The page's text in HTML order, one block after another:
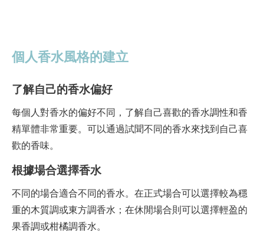
個人香水風格的建立
了解自己的香水偏好
每個人對香水的偏好不同，了解自己喜歡的香水調性和香
精單體非常重要。可以通過試聞不同的香水來找到自己喜
歡的香味。
根據場合選擇香水
不同的場合適合不同的香水。在正式場合可以選擇較為穩
重的木質調或東方調香水；在休閒場合則可以選擇輕盈的
果香調或柑橘調香水。